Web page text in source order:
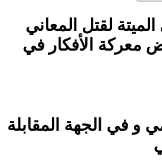
لقتل المعاني
معركة الأفكار في
و في الجهة المقابلة